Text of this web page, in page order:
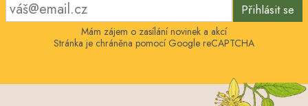
Přihlásit se
Mám zájem o zasílání novinek a akcí
Stránka je chráněna pomocí Google reCAPTCHA